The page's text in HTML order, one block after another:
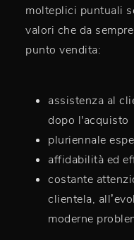
molteplici puntuali
valori che da
punto vendita:
assistenza al
dopo l'acquisto
pluriennale
affidabilità ed
costante
clientela,
moderne